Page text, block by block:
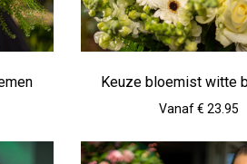
Keuze bloemist witte
Vanaf € 23.95